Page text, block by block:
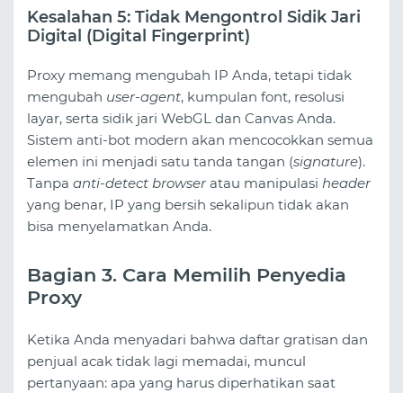
Kesalahan 5: Tidak Mengontrol Sidik Jari
Digital (Digital Fingerprint)
Proxy memang mengubah IP Anda, tetapi tidak
mengubah user-agent, kumpulan font, resolusi
layar, serta sidik jari WebGL dan Canvas Anda.
Sistem anti-bot modern akan mencocokkan semua
elemen ini menjadi satu tanda tangan (signature).
Tanpa anti-detect browseratau manipulasi header
yang benar, IP yang bersih sekalipun tidak akan
bisa menyelamatkan Anda.
Bagian 3. Cara Memilih Penyedia
Proxy
Ketika Anda menyadari bahwa daftar gratisan dan
penjual acak tidak lagi memadai, muncul
pertanyaan: apa yang harus diperhatikan saat